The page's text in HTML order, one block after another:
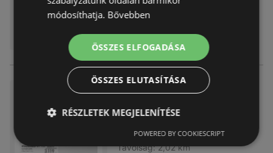
Diego újság érvényessége 20
Lejárat dátuma: 2025.10.31
Távolság: 2,02 km
módosíthatja. Bővebben
ÖSSZES ELFOGADÁSA
ÖSSZES ELUTASÍTÁSA
RÉSZLETEK MEGJELENÍTÉSE
POWERED BY COOKIESCRIPT